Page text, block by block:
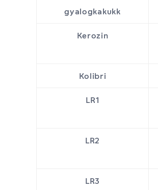
gyalogkakukk
Kerozin
Kolibri
LR1
LR2
LR3